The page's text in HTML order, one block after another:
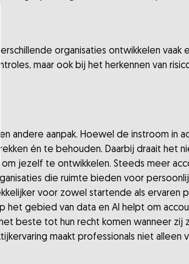
organisaties ontwikkelen
maar ook bij het herkennen van
andere aanpak. Hoewel de instroom in
én te behouden. Daarbij draait het
jezelf te ontwikkelen. Steeds meer
die ruimte bieden voor
voor zowel startende als ervaren
gebied van data en AI helpt om
beste tot hun recht komen wanneer zij
maakt professionals niet alleen